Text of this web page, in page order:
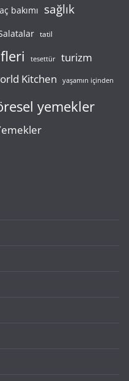
bakımı sağlık
tatil
tesettür turizm
Kitchen yaşamın içinden
yemekler